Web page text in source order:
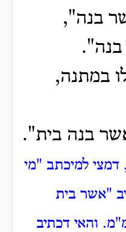
בנה",
בנה".
במתנה,
בנה בית".
דמצי למיכתב "מי
"אשר בית
והאי דכתיב